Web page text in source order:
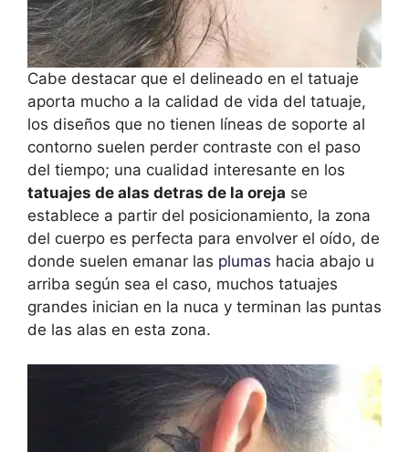
Cabe destacar que el delineado en el tatuaje
aporta mucho a la calidad de vida del tatuaje,
los diseños que no tienen líneas de soporte al
contorno suelen perder contraste con el paso
del tiempo; una cualidad interesante en los
tatuajes de alas detras de la oreja se
establece a partir del posicionamiento, la zona
del cuerpo es perfecta para envolver el oído, de
donde suelen emanar las plumas hacia abajo u
arriba según sea el caso, muchos tatuajes
grandes inician en la nuca y terminan las puntas
de las alas en esta zona.